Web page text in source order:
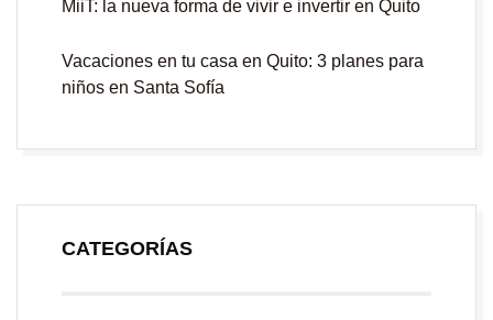
MiiT: la nueva forma de vivir e invertir en Quito
Vacaciones en tu casa en Quito: 3 planes para
niños en Santa Sofía
CATEGORÍAS